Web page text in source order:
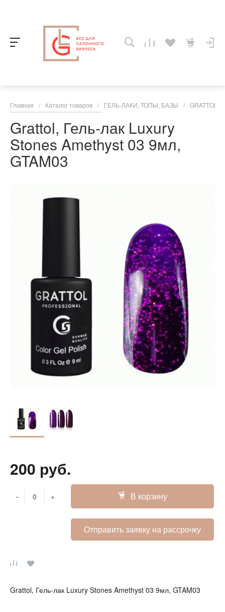
Главная / Каталог товаров / ГЕЛЬ-ЛАКИ, ТОПЫ, БАЗЫ / GRATTOL
Grattol, Гель-лак Luxury
Stones Amethyst 03 9мл,
GTAM03
200 руб.
- + В корзину
Отправить заявку на рассрочку
Grattol, Гель-лак Luxury Stones Amethyst 03 9мл, GTAM03